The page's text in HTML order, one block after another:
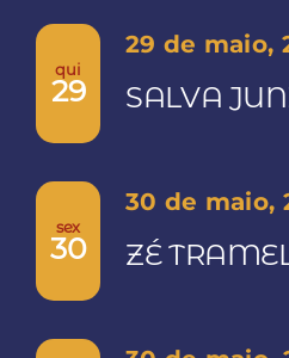
qui
29 SALVA
29 de maio,
sex
30 ZÉ
30 de maio,